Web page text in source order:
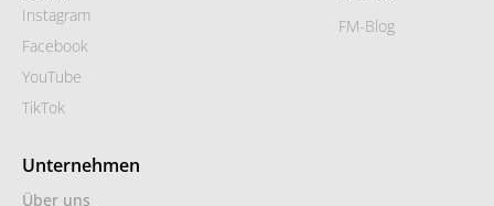
Instagram
Facebook
YouTube
TikTok
FM-Blog
Unternehmen
Über uns